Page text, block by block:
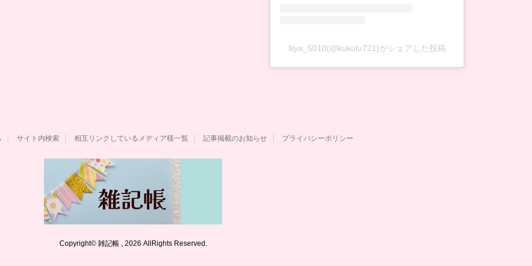
liiya_5010(@kukulu721)がシェアした投稿
サイト内検索 相互リンクしているメディア様一覧 記事掲載のお知らせ プライバシーポリシー
Copyright© 雑記帳 , 2026 AllRights Reserved.